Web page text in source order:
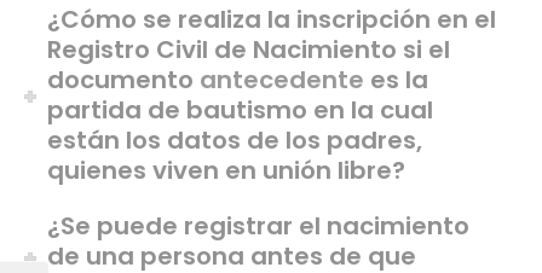
¿Cómo se realiza la inscripción en el
Registro Civil de Nacimiento si el
documento antecedente es la
partida de bautismo en la cual
están los datos de los padres,
quienes viven en unión libre?
¿Se puede registrar el nacimiento
de una persona antes de que